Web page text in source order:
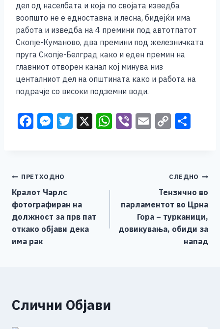
дел од населбата и која по својата изведба
воопшто не е едноставна и лесна, бидејќи има
работа и изведба на 4 премини под автотпатот
Скопје-Куманово, два премини под железничката
пруга Скопје-Белград како и еден премин на
главниот отворен канал кој минува низ
центалниот дел на општината како и работа на
подрачје со високи подземни води.
F
b
o
o
k
M
n
g
er
T X W Vi E C
Li
n
k
Навигација
на
напис
ПРЕТХОДНО
Кралот Чарлс
фотографиран на
должност за прв пат
откако објави дека
има рак
СЛЕДНО
Тензично во
парламентот во Црна
Гора – турканици,
довикувања, обиди за
напад
Слични Објави